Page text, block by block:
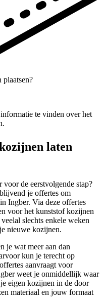
te vinden over het
laten
voor de eerstvolgende stap?
je offertes om
Ingber. Via deze offertes
voor het kunststof kozijnen
slechts enkele weken
nieuwe kozijnen.
je wat meer aan dan
kun je terecht op
aanvraagt voor
weet je onmiddellijk waar
eigen kozijnen in de door
materiaal en jouw formaat